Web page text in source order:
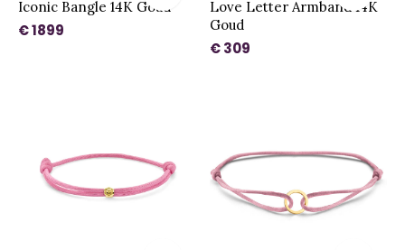
Iconic Bangle 14K Goud
€ 1899
Love Letter Armband 14K
Goud
€ 309